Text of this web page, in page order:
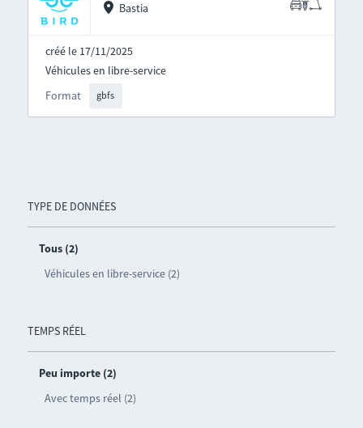
TYPE DE DONNÉES
Tous (2)
Véhicules en libre-service (2)
TEMPS RÉEL
Peu importe (2)
Avec temps réel (2)
Bastia
créé le 17/11/2025
Format gbfs
Véhicules en libre-service